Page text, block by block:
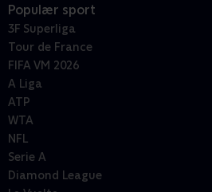
Populær sport
3F Superliga
Tour de France
FIFA VM 2026
A Liga
ATP
WTA
NFL
Serie A
Diamond League